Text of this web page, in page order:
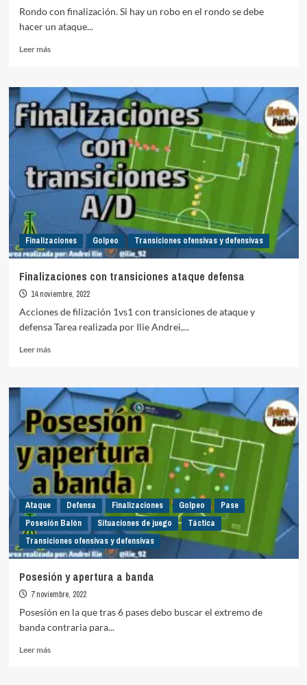
Rondo con finalización. Si hay un robo en el rondo se debe
hacer un ataque...
Leer másLeer
Rondo
+
finalización
Finalizaciones Golpeo Transiciones ofensivas y defensivas
Finalizaciones con transiciones ataque defensa
14 noviembre, 2022
Acciones de filización 1vs1 con transiciones de ataque y
defensa Tarea realizada por Ilie Andrei,...
Leer másLeer
Finalizaciones
con
transiciones
ataque
defensa
Ataque Defensa Finalizaciones Golpeo
Pase
Posesión Balón
Situaciones de juego
Táctica
Transiciones ofensivas y defensivas
Posesión y apertura a banda
7 noviembre, 2022
Posesión en la que tras 6 pases debo buscar el extremo de
banda contraria para...
Leer másLeer